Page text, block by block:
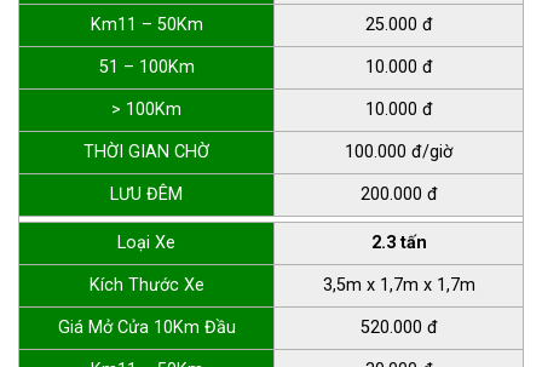
Km11 – 50Km 25.000 đ
51 – 100Km 10.000 đ
> 100Km 10.000 đ
THỜI GIAN CHỜ 100.000 đ/giờ
LƯU ĐÊM 200.000 đ
Loại Xe 2.3 tấn
Kích Thước Xe 3,5m x 1,7m x 1,7m
Giá Mở Cửa 10Km Đầu 520.000 đ